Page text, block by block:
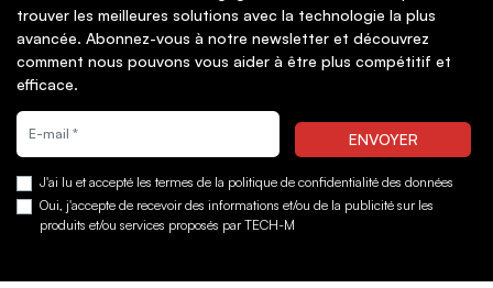
trouver les meilleures solutions avec la technologie la plus
avancée. Abonnez-vous à notre newsletter et découvrez
comment nous pouvons vous aider à être plus compétitif et
efficace.
Quiero suscribirme a la newsletter
ENVOYER
J'ai lu et accepté les termes de la politique de confidentialité des données
Oui, j'accepte de recevoir des informations et/ou de la publicité sur les
produits et/ou services proposés par TECH-M